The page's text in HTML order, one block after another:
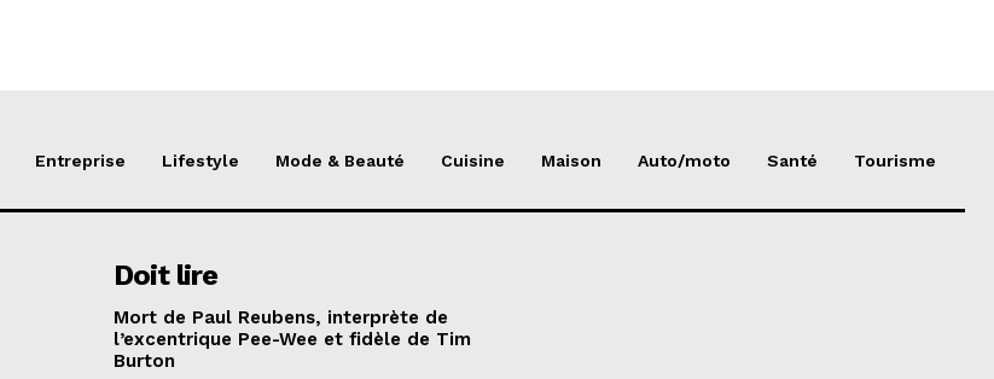
Entreprise Lifestyle Mode & Beauté Cuisine Maison Auto/moto Santé Tourisme
Doit lire
Mort de Paul Reubens, interprète de
l’excentrique Pee-Wee et fidèle de Tim
Burton